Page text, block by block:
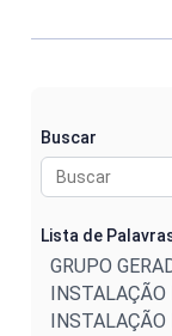
Buscar
Lista de
GRUPO
INSTALAÇÃO
INSTALAÇÃO